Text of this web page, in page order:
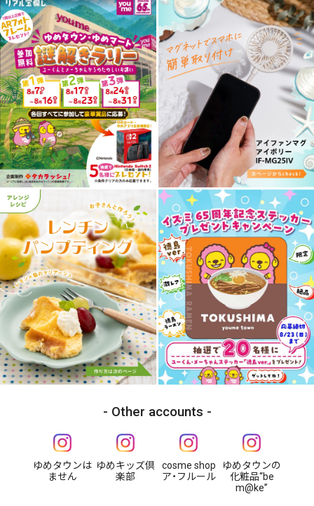
Other accounts
ゆめタウンは
ません
ゆめキッズ倶
楽部
cosme shop
ア・フルール
ゆめタウンの
化粧品“be
m@ke”